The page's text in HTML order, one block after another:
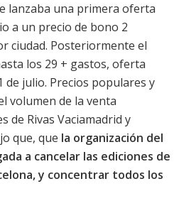
lanzaba una primera oferta
a un precio de bono 2
ciudad. Posteriormente el
los 29 + gastos, oferta
de julio. Precios populares y
volumen de la venta
de Rivas Vaciamadrid y
que, que la organización del
a cancelar las ediciones de
y concentrar todos los